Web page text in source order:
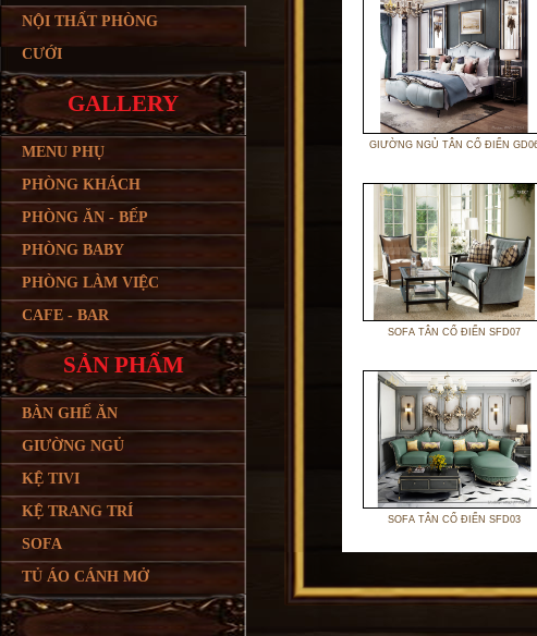
NỘI THẤT PHÒNG
CƯỚI
GALLERY
MENU PHỤ
PHÒNG KHÁCH
PHÒNG ĂN - BẾP
PHÒNG BABY
PHÒNG LÀM VIỆC
CAFE - BAR
SẢN PHẨM
BÀN GHẾ ĂN
GIƯỜNG NGỦ
KỆ TIVI
KỆ TRANG TRÍ
SOFA
TỦ ÁO CÁNH MỞ
GIƯỜNG NGỦ TÂN CỔ ĐIỂN
SOFA TÂN CỔ ĐIỂN SFD07
SOFA TÂN CỔ ĐIỂN SFD03